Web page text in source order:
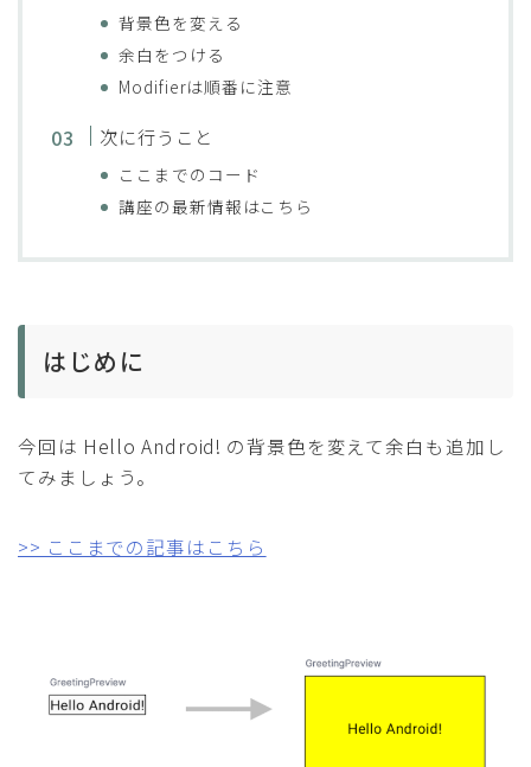
背景色を変える
余白をつける
Modifierは順番に注意
次に行うこと
ここまでのコード
講座の最新情報はこちら
はじめに
今回は Hello Android! の背景色を変えて余白も追加し
てみましょう。
>> ここまでの記事はこちら